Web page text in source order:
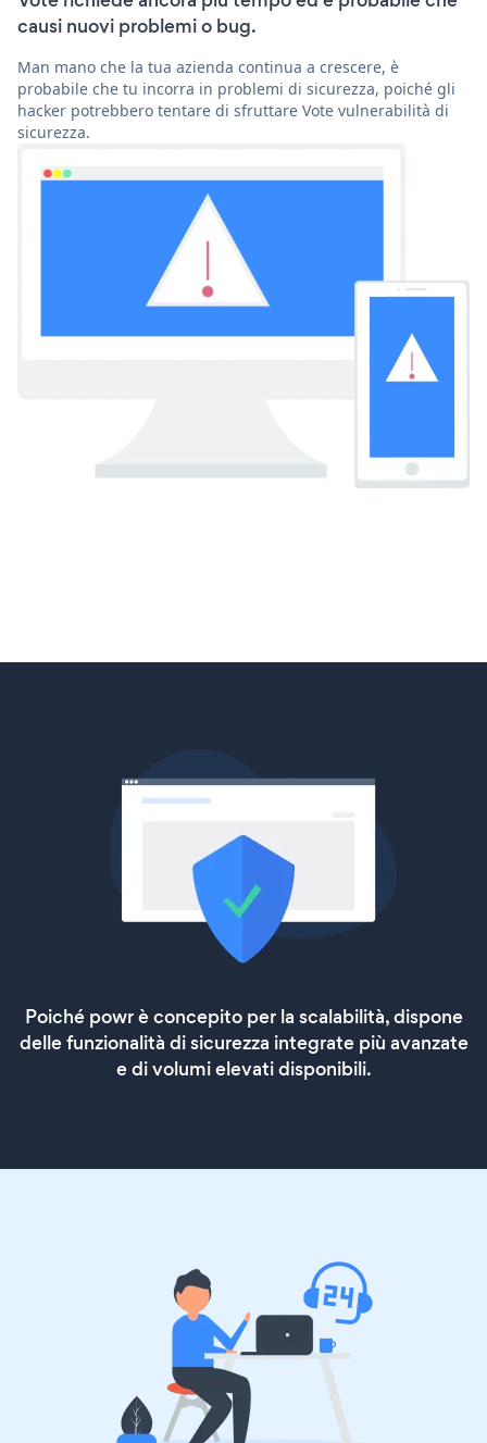
causi nuovi problemi o bug.
Man mano che la tua azienda continua a crescere, è
probabile che tu incorra in problemi di sicurezza, poiché gli
hacker potrebbero tentare di sfruttare Vote vulnerabilità di
sicurezza.
Poiché powr è concepito per la scalabilità, dispone
delle funzionalità di sicurezza integrate più avanzate
e di volumi elevati disponibili.